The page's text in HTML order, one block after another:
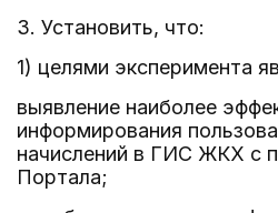
3. Установить, что:
1) целями эксперимента
выявление наиболее
информирования
начислений в ГИС ЖКХ с
Портала;